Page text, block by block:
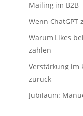
Mailing im B2B
Wenn ChatGPT
Warum Likes
zählen
Verstärkung im
zurück
Jubiläum: